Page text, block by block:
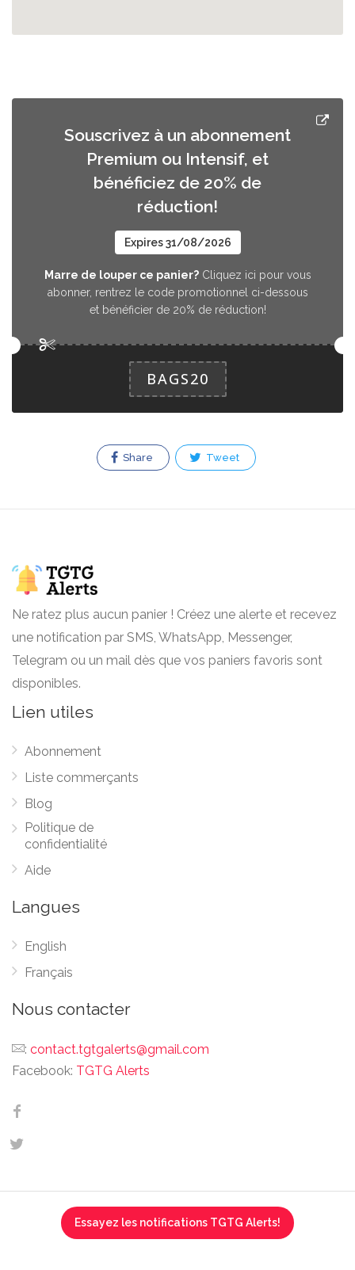
Souscrivez à un abonnement
Premium ou Intensif, et
bénéficiez de 20% de
réduction!
Expires 31/08/2026
Marre de louper ce panier?Cliquez ici pour vous
abonner, rentrez le code promotionnel ci-dessous
et bénéficier de 20% de réduction!
BAGS20
Share Tweet
Ne ratez plus aucun panier ! Créez une alerte et recevez
une notification par SMS, WhatsApp, Messenger,
Telegram ou un mail dès que vos paniers favoris sont
disponibles.
Lien utiles
Abonnement
Liste commerçants
Blog
Politique de
confidentialité
Aide
Langues
English
Français
Nous contacter
: contact.tgtgalerts@gmail.com
Facebook: TGTG Alerts
Essayez les notifications TGTG Alerts!